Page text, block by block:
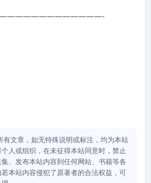
有文章，如无特殊说明或标注，均为本站
人或组织，在未征得本站同意时，禁止
、发布本站内容到任何网站、书籍等各
本站内容侵犯了原著者的合法权益，可